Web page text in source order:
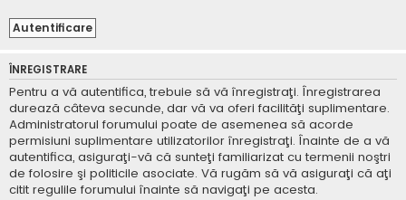
ÎNREGISTRARE
Pentru a vă autentifica, trebuie să vă înregistraţi. Înregistrarea
durează câteva secunde, dar vă va oferi facilităţi suplimentare.
Administratorul forumului poate de asemenea să acorde
permisiuni suplimentare utilizatorilor înregistraţi. Înainte de a vă
autentifica, asiguraţi-vă că sunteţi familiarizat cu termenii noştri
de folosire şi politicile asociate. Vă rugăm să vă asiguraţi că aţi
citit regulile forumului înainte să navigaţi pe acesta.